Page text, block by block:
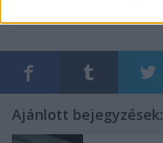
Ajánlott bejegyzések: